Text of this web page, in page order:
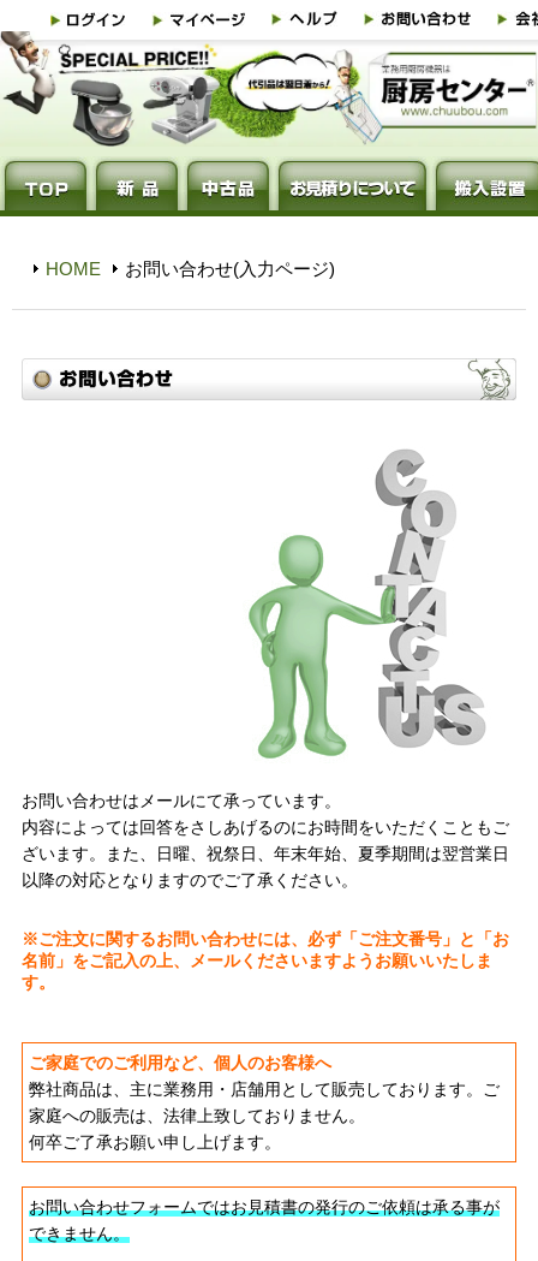
HOME お問い合わせ(入力ページ)
お問い合わせはメールにて承っています。
内容によっては回答をさしあげるのにお時間をいただくこともご
ざいます。また、日曜、祝祭日、年末年始、夏季期間は翌営業日
以降の対応となりますのでご了承ください。
※ご注文に関するお問い合わせには、必ず「ご注文番号」と「お
名前」をご記入の上、メールくださいますようお願いいたしま
す。
ご家庭でのご利用など、個人のお客様へ
弊社商品は、主に業務用・店舗用として販売しております。ご
家庭への販売は、法律上致しておりません。
何卒ご了承お願い申し上げます。
お問い合わせフォームではお見積書の発行のご依頼は承る事が
できません。